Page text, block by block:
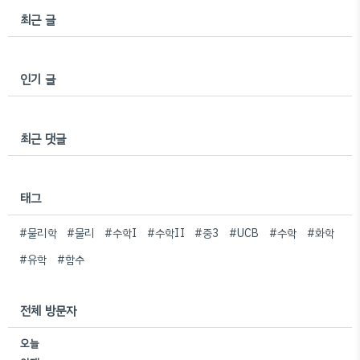
최근 글
인기 글
최근 댓글
태그
#물리학 #물리 #수학I #수학II #중3 #UCB #수학
#화학
#유학
#함수
전체 방문자
오늘